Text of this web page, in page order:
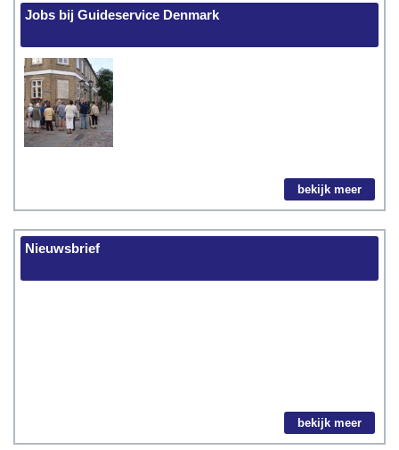
Jobs bij Guideservice Denmark
bekijk meer
Nieuwsbrief
bekijk meer